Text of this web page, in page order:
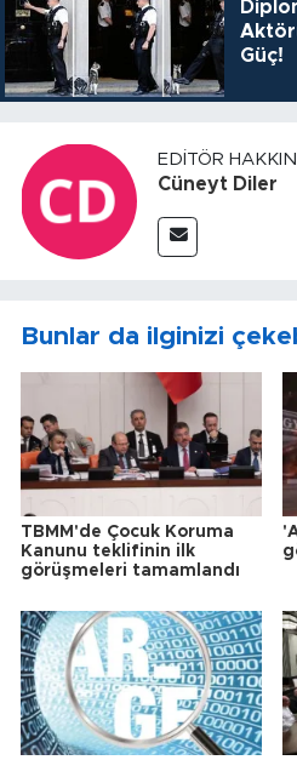
Güç!
EDITÖR
Cüneyt Diler
Bunlar da ilginizi
TBMM'de Çocuk Koruma
Kanunu teklifinin ilk
görüşmeleri tamamlandı